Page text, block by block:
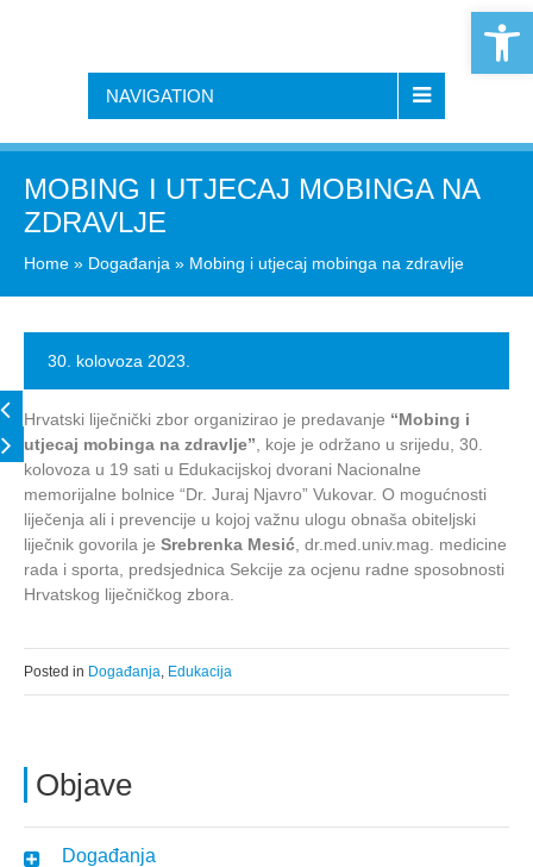
NAVIGATION
MOBING I UTJECAJ MOBINGA NA
ZDRAVLJE
Home » Događanja » Mobing i utjecaj mobinga na zdravlje
Objave
Događanja
30. kolovoza 2023.
Hrvatski liječnički zbor organizirao je predavanje “Mobing i
utjecaj mobinga na zdravlje” , koje je održano u srijedu, 30.
kolovoza u 19 sati u Edukacijskoj dvorani Nacionalne
memorijalne bolnice “Dr. Juraj Njavro” Vukovar. O mogućnosti
liječenja ali i prevencije u kojoj važnu ulogu obnaša obiteljski
liječnik govorila je Srebrenka Mesić , dr.med.univ.mag. medicine
rada i sporta, predsjednica Sekcije za ocjenu radne sposobnosti
Hrvatskog liječničkog zbora.
Posted in Događanja Edukacija